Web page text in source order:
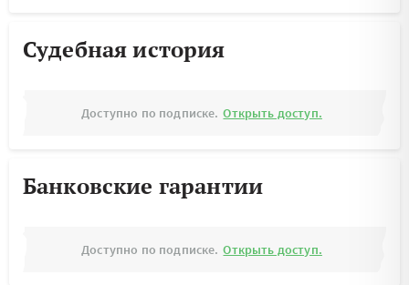
Судебная история
Доступно по подписке. Открыть доступ.
Банковские гарантии
Доступно по подписке. Открыть доступ.